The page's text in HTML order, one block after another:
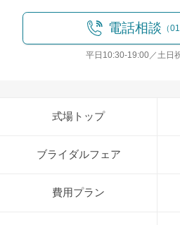
電話相談 （
平日10:30-19:00／土日
式場トップ
ブライダルフェア
費用プラン